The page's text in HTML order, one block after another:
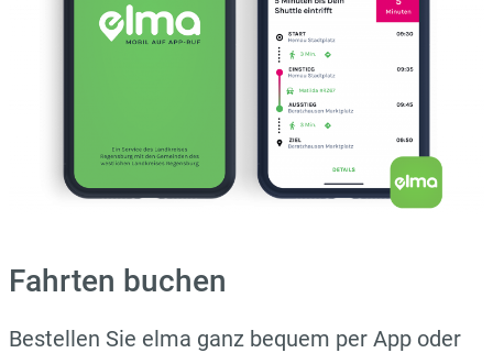
Fahrten buchen
Bestellen Sie elma ganz bequem per App oder